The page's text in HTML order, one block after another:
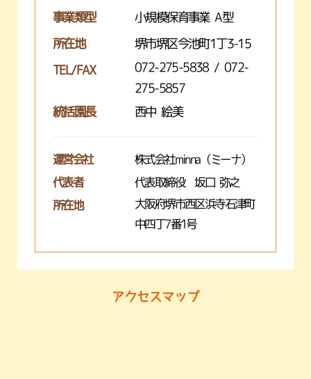
事業類型
小規模保育事業 A型
所在地 堺市堺区今池町1丁3-15
TEL/FAX
072-275-5838 / 072-
275-5857
統括園長
西中 絵美
運営会社 株式会社minna（ミーナ）
代表者 代表取締役 坂口 弥之
所在地
大阪府堺市西区浜寺石津町
中四丁7番1号
アクセスマップ